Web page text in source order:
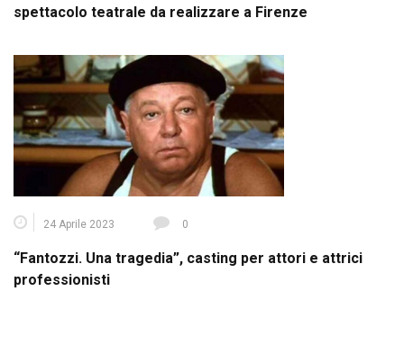
spettacolo teatrale da realizzare a Firenze
24 Aprile 2023 0
“Fantozzi. Una tragedia”, casting per attori e attrici
professionisti